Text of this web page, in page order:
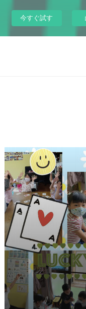
今すぐ試す